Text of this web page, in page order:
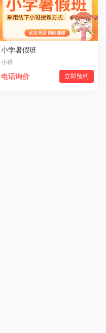
小学暑假班
小班
电话询价 立即预约